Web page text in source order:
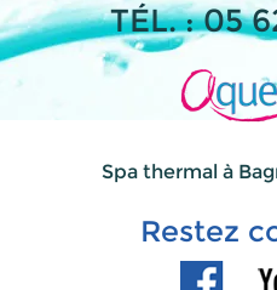
TÉL. : 05
Spa thermal à
Restez